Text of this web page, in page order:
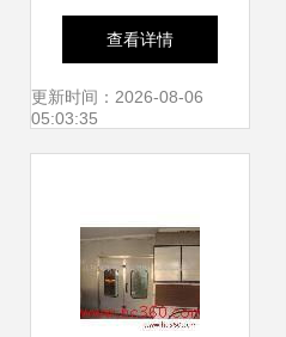
电话与实力认证指
南 专业通讯设备修
查看详情
更新时间：2026-08-06
05:03:35